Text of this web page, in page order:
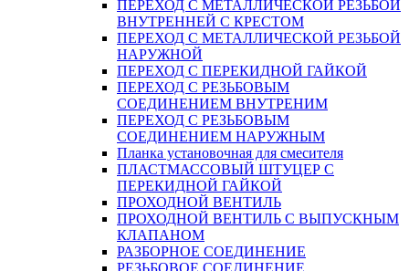
ПЕРЕХОД С МЕТАЛЛИЧЕСКОЙ РЕЗЬБОЙ
ВНУТРЕННЕЙ С КРЕСТОМ
ПЕРЕХОД С МЕТАЛЛИЧЕСКОЙ РЕЗЬБОЙ
НАРУЖНОЙ
ПЕРЕХОД С ПЕРЕКИДНОЙ ГАЙКОЙ
ПЕРЕХОД С РЕЗЬБОВЫМ
СОЕДИНЕНИЕМ ВНУТРЕНИМ
ПЕРЕХОД С РЕЗЬБОВЫМ
СОЕДИНЕНИЕМ НАРУЖНЫМ
Планка установочная для смесителя
ПЛАСТМАССОВЫЙ ШТУЦЕР С
ПЕРЕКИДНОЙ ГАЙКОЙ
ПРОХОДНОЙ ВЕНТИЛЬ
ПРОХОДНОЙ ВЕНТИЛЬ С ВЫПУСКНЫМ
КЛАПАНОМ
РАЗБОРНОЕ СОЕДИНЕНИЕ
РЕЗЬБОВОЕ СОЕДИНЕНИЕ